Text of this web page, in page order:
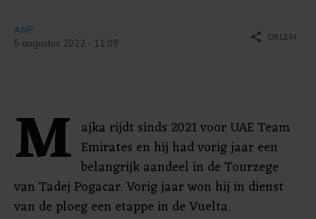
ANP
5 augustus 2022 - 11:09
share DELEN
M ajka rijdt sinds 2021 voor UAE Team
Emirates en hij had vorig jaar een
belangrijk aandeel in de Tourzege
van Tadej Pogacar. Vorig jaar won hij in dienst
van de ploeg een etappe in de Vuelta.